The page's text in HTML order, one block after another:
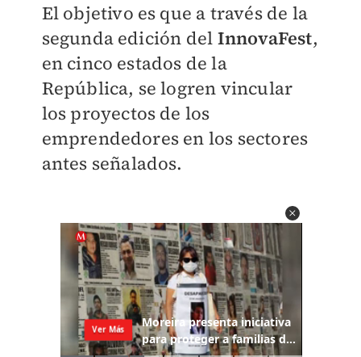
El objetivo es que a través de la
segunda edición del InnovaFest,
en cinco estados de la
República, se logren vincular
los proyectos de los
emprendedores en los sectores
antes señalados.